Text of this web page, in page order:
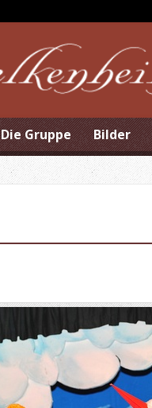
Die Gruppe Bilder